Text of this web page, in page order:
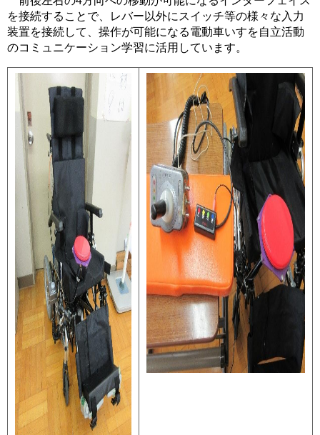
を接続することで、レバー以外にスイッチ等の様々な入力
装置を接続して、操作が可能になる電動車いすを自立活動
のコミュニケーション学習に活用しています。